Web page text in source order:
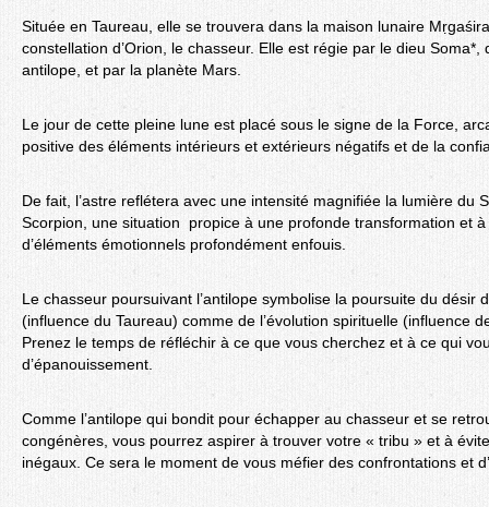
Située en Taureau, elle se trouvera dans la maison lunaire
constellation d’Orion, le chasseur. Elle est régie par le dieu Soma*,
antilope, et par la planète Mars.
Le jour de cette pleine lune est placé sous le signe de la Force,
positive des éléments intérieurs et extérieurs négatifs et de la
De fait, l’astre reflétera avec une intensité magnifiée la lumière du
Scorpion, une situation propice à une profonde transformation et
d’éléments émotionnels profondément enfouis.
Le chasseur poursuivant l’antilope symbolise la poursuite du désir
(influence du Taureau) comme de l’évolution spirituelle (influence
Prenez le temps de réfléchir à ce que vous cherchez et à ce qui
d’épanouissement.
Comme l’antilope qui bondit pour échapper au chasseur et se
congénères, vous pourrez aspirer à trouver votre « tribu » et à
inégaux. Ce sera le moment de vous méfier des confrontations et